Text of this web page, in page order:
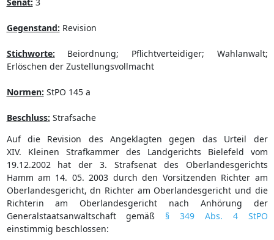
Gegenstand: Revision
Stichworte: Beiordnung; Pflichtverteidiger; Wahlanwalt;
Erlöschen der Zustellungsvollmacht
Normen: StPO 145 a
Beschluss: Strafsache
Auf die Revision des Angeklagten gegen das Urteil der
XIV. Kleinen Strafkammer des Landgerichts Bielefeld vom
19.12.2002 hat der 3. Strafsenat des Oberlandesgerichts
Hamm am 14. 05. 2003 durch den Vorsitzenden Richter am
Oberlandesgericht, dn Richter am Oberlandesgericht und die
Richterin am Oberlandesgericht nach Anhörung der
Generalstaatsanwaltschaft gemäß § 349 Abs. 4 StPO
einstimmig beschlossen: